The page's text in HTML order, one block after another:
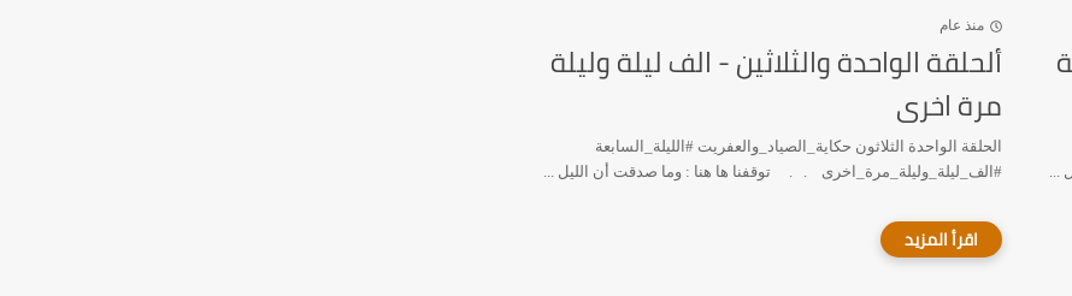
...
منذ عام
ألحلقة الواحدة والثلاثين - الف ليلة وليلة
مرة اخرى
الحلقة الواحدة الثلاثون حكاية_الصياد_والعفريت #الليلة_السابعة
#الف_ليلة_وليلة_مرة_اخرى . . توقفنا ها هنا : وما صدقت أن الليل ...